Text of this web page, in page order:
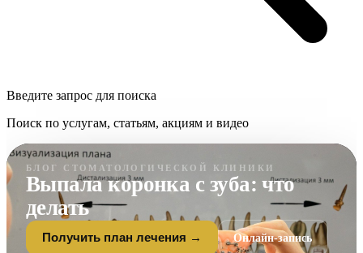
Введите запрос для поиска
Поиск по услугам, статьям, акциям и видео
БЛОГ СТОМАТОЛОГИЧЕСКОЙ КЛИНИКИ
Выпала коронка с зуба: что
делать
Получить план лечения → Онлайн-запись